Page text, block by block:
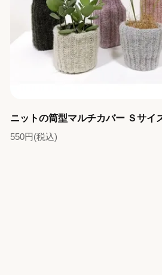
ニットの筒型マルチカバー Ｓサイ
550円(税込)